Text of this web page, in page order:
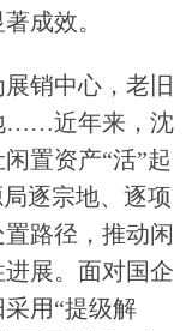
成效。
销中心，老旧
……近年来，沈
置资产“活”起
逐宗地、逐项
路径，推动闲
展。面对国企
用“提级解